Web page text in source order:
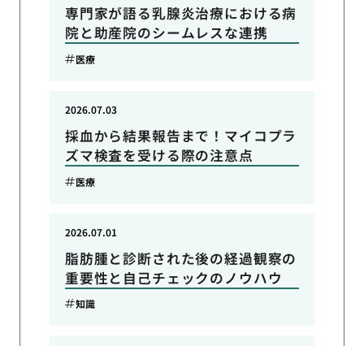
専門家が語る乳腺炎治療における病
院と助産院のシームレスな連携
医療
採血から結果報告まで！マイコプラ
ズマ検査を受ける際の注意点
2026.07.03
医療
脂肪腫と診断された後の経過観察の
重要性と自己チェックのノウハウ
2026.07.01
知識